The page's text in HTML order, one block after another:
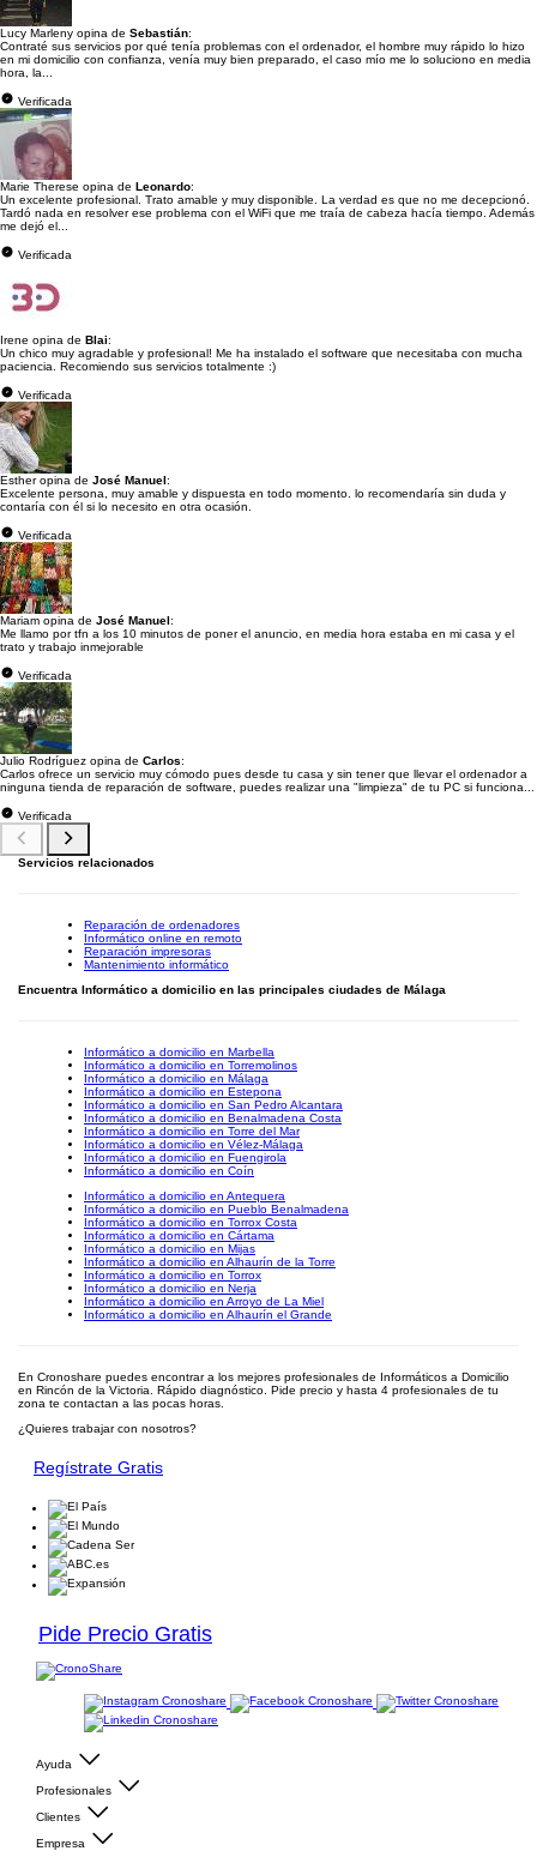
Lucy Marleny opina de Sebastián:
Contraté sus servicios por qué tenía problemas con el ordenador, el hombre muy rápido lo hizo
en mi domicilio con confianza, venía muy bien preparado, el caso mío me lo soluciono en media
hora, la...
Verificada
Marie Therese opina de Leonardo:
Un excelente profesional. Trato amable y muy disponible. La verdad es que no me decepcionó.
Tardó nada en resolver ese problema con el WiFi que me traía de cabeza hacía tiempo. Además
me dejó el...
Verificada
Irene opina de Blai:
Un chico muy agradable y profesional! Me ha instalado el software que necesitaba con mucha
paciencia. Recomiendo sus servicios totalmente :)
Verificada
Esther opina de José Manuel:
Excelente persona, muy amable y dispuesta en todo momento. lo recomendaría sin duda y
contaría con él si lo necesito en otra ocasión.
Verificada
Mariam opina de José Manuel:
Me llamo por tfn a los 10 minutos de poner el anuncio, en media hora estaba en mi casa y el
trato y trabajo inmejorable
Verificada
Julio Rodríguez opina de Carlos:
Carlos ofrece un servicio muy cómodo pues desde tu casa y sin tener que llevar el ordenador a
ninguna tienda de reparación de software, puedes realizar una "limpieza" de tu PC si funciona...
Verificada
Servicios relacionados
Reparación de ordenadores
Informático online en remoto
Reparación impresoras
Mantenimiento informático
Encuentra Informático a domicilio en las principales ciudades de Málaga
Informático a domicilio en Marbella
Informático a domicilio en Torremolinos
Informático a domicilio en Málaga
Informático a domicilio en Estepona
Informático a domicilio en San Pedro Alcantara
Informático a domicilio en Benalmadena Costa
Informático a domicilio en Torre del Mar
Informático a domicilio en Vélez-Málaga
Informático a domicilio en Fuengirola
Informático a domicilio en Coín
Informático a domicilio en Antequera
Informático a domicilio en Pueblo Benalmadena
Informático a domicilio en Torrox Costa
Informático a domicilio en Cártama
Informático a domicilio en Mijas
Informático a domicilio en Alhaurín de la Torre
Informático a domicilio en Torrox
Informático a domicilio en Nerja
Informático a domicilio en Arroyo de La Miel
Informático a domicilio en Alhaurín el Grande
En Cronoshare puedes encontrar a los mejores profesionales de Informáticos a Domicilio
en Rincón de la Victoria. Rápido diagnóstico. Pide precio y hasta 4 profesionales de tu
zona te contactan a las pocas horas.
¿Quieres trabajar con nosotros?
Regístrate Gratis
Pide Precio Gratis
Ayuda
Profesionales
Clientes
Empresa